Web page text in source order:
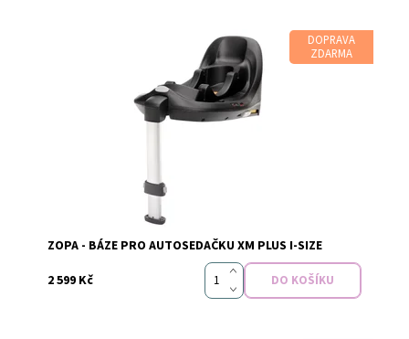
DOPRAVA
ZDARMA
Skladem
Značka: Zopa
ZOPA - BÁZE PRO AUTOSEDAČKU XM PLUS I-SIZE
2 599 Kč